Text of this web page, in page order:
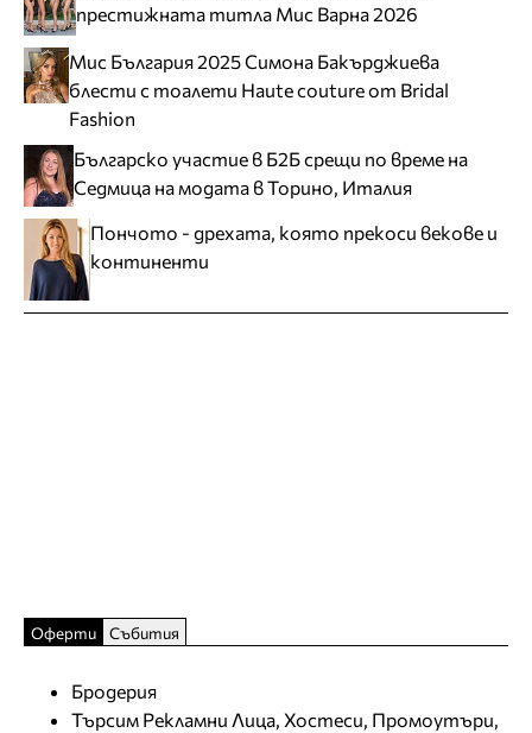
престижната титла Мис Варна 2026
Мис България 2025 Симона Бакърджиева
блести с тоалети Haute couture от Bridal
Fashion
Българско участие в Б2Б срещи по време на
Седмица на модата в Торино, Италия
Пончото - дрехата, която прекоси векове и
континенти
Оферти Събития
Бродерия
Търсим Рекламни Лица, Хостеси, Промоутъри,